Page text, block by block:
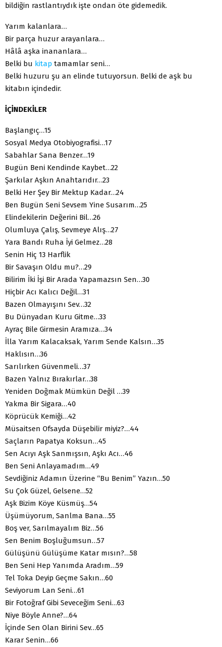
bildiğin rastlantıydık işte ondan öte gidemedik.
Yarım kalanlara…
Bir parça huzur arayanlara…
Hâlâ aşka inananlara…
Belki bu kitap tamamlar seni…
Belki huzuru şu an elinde tutuyorsun. Belki de aşk bu
kitabın içindedir.
İÇİNDEKİLER
Başlangıç…15
Sosyal Medya Otobiyografisi…17
Sabahlar Sana Benzer…19
Bugün Beni Kendinde Kaybet…22
Şarkılar Aşkın Anahtarıdır…23
Belki Her Şey Bir Mektup Kadar…24
Ben Bugün Seni Sevsem Yine Susarım…25
Elindekilerin Değerini Bil…26
Olumluya Çalış, Sevmeye Alış…27
Yara Bandı Ruha İyi Gelmez…28
Senin Hiç 13 Harflik
Bir Savaşın Oldu mu?…29
Bilirim İki İşi Bir Arada Yapamazsın Sen…30
Hiçbir Acı Kalıcı Değil…31
Bazen Olmayışını Sev…32
Bu Dünyadan Kuru Gitme…33
Ayraç Bile Girmesin Aramıza…34
İlla Yarım Kalacaksak, Yarım Sende Kalsın…35
Haklısın…36
Sarılırken Güvenmeli…37
Bazen Yalnız Bırakırlar…38
Yeniden Doğmak Mümkün Değil …39
Yakma Bir Sigara…40
Köprücük Kemiği…42
Müsaitsen Ofsayda Düşebilir miyiz?…44
Saçların Papatya Koksun…45
Sen Acıyı Aşk Sanmışsın, Aşkı Acı…46
Ben Seni Anlayamadım…49
Sevdiğiniz Adamın Üzerine “Bu Benim” Yazın…50
Su Çok Güzel, Gelsene…52
Aşk Bizim Köye Küsmüş…54
Üşümüyorum, Sanlma Bana…55
Boş ver, Sarılmayalım Biz…56
Sen Benim Boşluğumsun…57
Gülüşünü Gülüşüme Katar mısın?…58
Ben Seni Hep Yanımda Aradım…59
Tel Toka Deyip Geçme Sakın…60
Seviyorum Lan Seni…61
Bir Fotoğraf Gibi Seveceğim Seni…63
Niye Böyle Anne?…64
İçinde Sen Olan Birini Sev…65
Karar Senin…66